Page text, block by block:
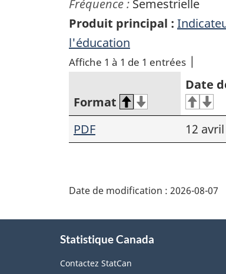
Fréquence : Semestrielle
Produit principal :
l'éducation
Affiche 1 à 1 de 1 entrées
Format
Date
PDF
12
Date de modification : 2026-08-07
Statistique Canada
Contactez StatCan